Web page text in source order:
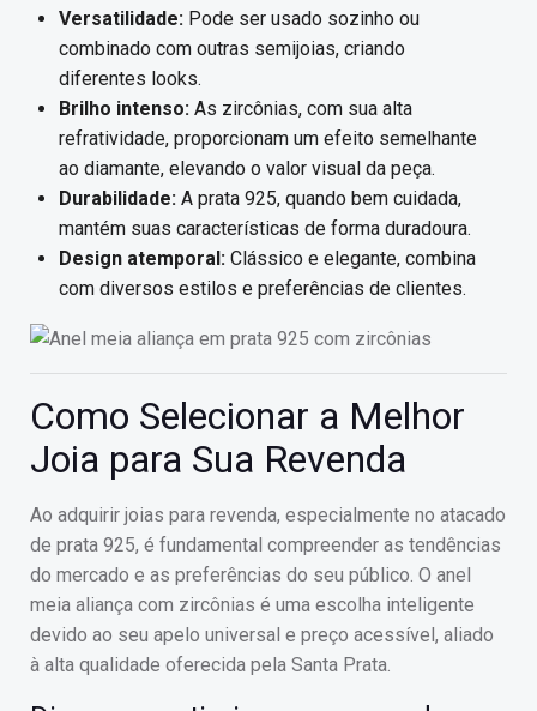
Versatilidade: Pode ser usado sozinho ou
combinado com outras semijoias, criando
diferentes looks.
Brilho intenso: As zircônias, com sua alta
refratividade, proporcionam um efeito semelhante
ao diamante, elevando o valor visual da peça.
Durabilidade: A prata 925, quando bem cuidada,
mantém suas características de forma duradoura.
Design atemporal: Clássico e elegante, combina
com diversos estilos e preferências de clientes.
Como Selecionar a Melhor
Joia para Sua Revenda
Ao adquirir joias para revenda, especialmente no atacado
de prata 925, é fundamental compreender as tendências
do mercado e as preferências do seu público. O anel
meia aliança com zircônias é uma escolha inteligente
devido ao seu apelo universal e preço acessível, aliado
à alta qualidade oferecida pela Santa Prata.